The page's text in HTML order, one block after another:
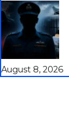
August 8, 2026